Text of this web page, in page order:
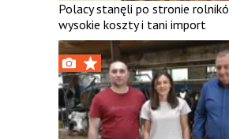
Polacy stanęli po stronie
wysokie koszty i tani import